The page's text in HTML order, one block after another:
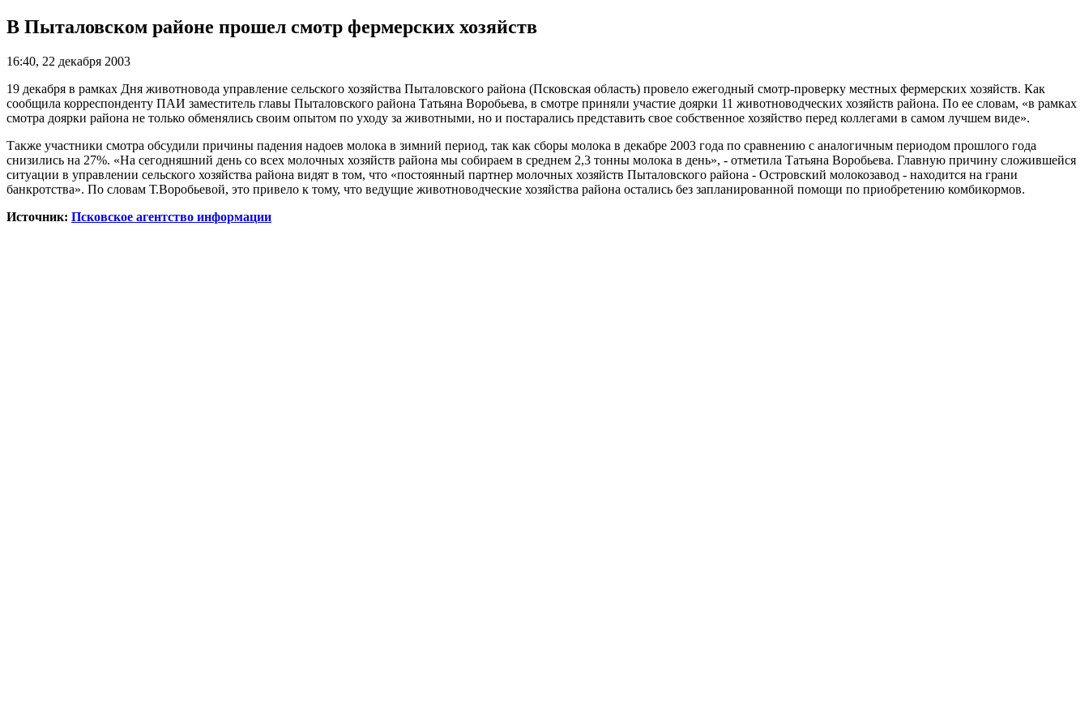
В Пыталовском районе прошел смотр фермерских хозяйств
16:40, 22 декабря 2003
19 декабря в рамках Дня животновода управление сельского хозяйства Пыталовского района (Псковская область) провело ежегодный смотр-проверку местных фермерских хозяйств. Как
сообщила корреспонденту ПАИ заместитель главы Пыталовского района Татьяна Воробьева, в смотре приняли участие доярки 11 животноводческих хозяйств района. По ее словам, «в рамках
смотра доярки района не только обменялись своим опытом по уходу за животными, но и постарались представить свое собственное хозяйство перед коллегами в самом лучшем виде».
Также участники смотра обсудили причины падения надоев молока в зимний период, так как сборы молока в декабре 2003 года по сравнению с аналогичным периодом прошлого года
снизились на 27%. «На сегодняшний день со всех молочных хозяйств района мы собираем в среднем 2,3 тонны молока в день», - отметила Татьяна Воробьева. Главную причину сложившейся
ситуации в управлении сельского хозяйства района видят в том, что «постоянный партнер молочных хозяйств Пыталовского района - Островский молокозавод - находится на грани
банкротства». По словам Т.Воробьевой, это привело к тому, что ведущие животноводческие хозяйства района остались без запланированной помощи по приобретению комбикормов.
Источник: Псковское агентство информации